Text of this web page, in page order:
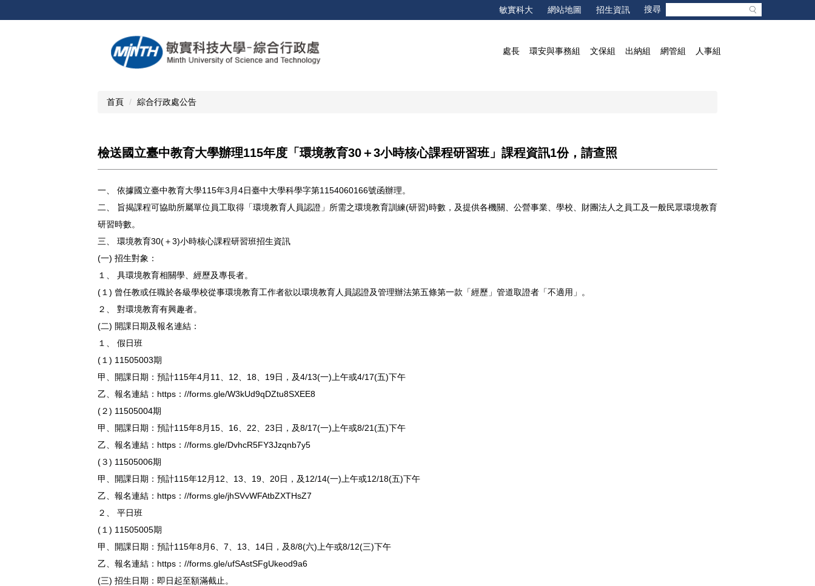
到
敏實科大 網站地圖 招生資訊
處長 環安與事務組 文保組 出納組 網管組 人事組
首頁 綜合行政處公告
檢送國立臺中教育大學辦理115年度「環境教育30＋3小時核心課程研習班」課程資訊1份，請查照
一、 依據國立臺中教育大學115年3月4日臺中大學科學字第1154060166號函辦理。
二、 旨揭課程可協助所屬單位員工取得「環境教育人員認證」所需之環境教育訓練(研習)時數，及提供各機關、公營事業、學校、財團法人之員工及一般民眾環境教育
研習時數。
三、 環境教育30(＋3)小時核心課程研習班招生資訊
(一) 招生對象：
１、 具環境教育相關學、經歷及專長者。
(１) 曾任教或任職於各級學校從事環境教育工作者欲以環境教育人員認證及管理辦法第五條第一款「經歷」管道取證者「不適用」。
２、 對環境教育有興趣者。
(二) 開課日期及報名連結：
１、 假日班
(１) 11505003期
甲、開課日期：預計115年4月11、12、18、19日，及4/13(一)上午或4/17(五)下午
乙、報名連結：https：//forms.gle/W3kUd9qDZtu8SXEE8
(２) 11505004期
甲、開課日期：預計115年8月15、16、22、23日，及8/17(一)上午或8/21(五)下午
乙、報名連結：https：//forms.gle/DvhcR5FY3Jzqnb7y5
(３) 11505006期
甲、開課日期：預計115年12月12、13、19、20日，及12/14(一)上午或12/18(五)下午
乙、報名連結：https：//forms.gle/jhSVvWFAtbZXTHsZ7
２、 平日班
(１) 11505005期
甲、開課日期：預計115年8月6、7、13、14日，及8/8(六)上午或8/12(三)下午
乙、報名連結：https：//forms.gle/ufSAstSFgUkeod9a6
(三) 招生日期：即日起至額滿截止。